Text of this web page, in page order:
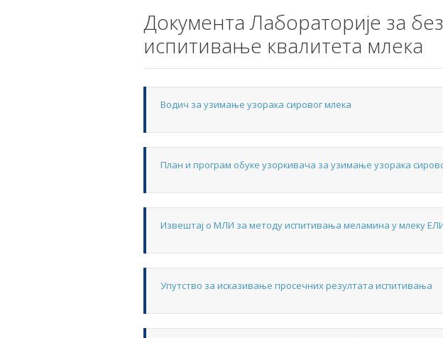
Документа Лабораторије за
испитивање квалитета млека
Водич за узимање узорака сировог млека
План и програм обуке узоркивача за узимање узорака
Извештај о МЛИ за методу испитивања меламина у млеку
Упутство за исказивање просечних резултата испитивања